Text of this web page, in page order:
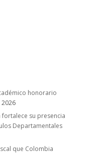
honorario
su presencia
Departamentales
que Colombia